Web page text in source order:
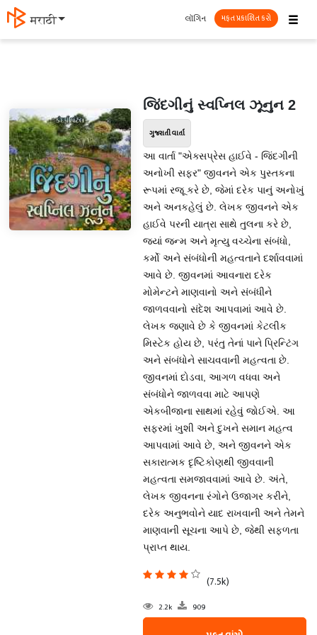
मराठी ☰
લૉગિન મફત પ્રકાશિત કરો
જિંદગીનું સ્વપ્નિલ ઝૂનુન 2
ગુજરાતી વાર્તા
આ વાર્તા "એક્સપ્રેસ હાઈવે - જિંદગીની
અનોખી સફર" જીવનને એક પુસ્તકના
રૂપમાં રજૂ કરે છે, જેમાં દરેક પાનું અનોખું
અને અનકહેલું છે. લેખક જીવનને એક
હાઈવે પરની યાત્રા સાથે તુલના કરે છે,
જ્યાં જન્મ અને મૃત્યુ વચ્ચેના સંબંધો,
કર્મો અને સંબંધોની મહત્વતાને દર્શાવવામાં
આવે છે. જીવનમાં આવનારા દરેક
મોમેન્ટને માણવાનો અને સંબંધીને
જાળવવાનો સંદેશ આપવામાં આવે છે.
લેખક જણાવે છે કે જીવનમાં કેટલીક
મિસ્ટેક હોય છે, પરંતુ તેનાં પાને પ્રિન્ટિંગ
અને સંબંધોને સાચવવાની મહત્વતા છે.
જીવનમાં દોડવા, આગળ વધવા અને
સંબંધોને જાળવવા માટે આપણે
એકબીજાના સાથમાં રહેવું જોઈએ. આ
સફરમાં ખુશી અને દુખને સમાન મહત્વ
આપવામાં આવે છે, અને જીવનને એક
સકારાત્મક દૃષ્ટિકોણથી જીવવાની
મહત્વતા સમજાવવામાં આવે છે. અંતે,
લેખક જીવનના રંગોને ઉજાગર કરીને,
દરેક અનુભવોને યાદ રાખવાની અને તેમને
માણવાની સૂચના આપે છે, જેથી સફળતા
પ્રાપ્ત થાય.
(7.5k)
2.2k 909